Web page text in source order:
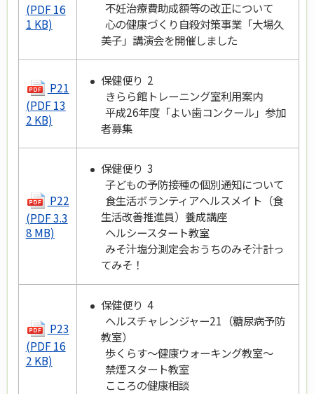
(PDF 16
1 KB)
不妊治療費助成額等の改正について
心の健康づくり自殺対策事業「大場久
美子」講演会を開催しました
P21
(PDF 13
2 KB)
保健便り 2
きらら館トレーニング室利用案内
平成26年度「よい歯コンクール」参加
者募集
P22
(PDF 3.3
8 MB)
保健便り 3
子どもの予防接種の個別通知について
食生活ボランティアヘルスメイト（食
生活改善推進員）養成講座
ヘルシースタート教室
みそ汁塩分測定会おうちのみそ汁計っ
てみそ！
P23
(PDF 16
2 KB)
保健便り 4
ヘルスチャレンジャー21（糖尿病予防
教室）
歩くらす～健康ウォーキング教室～
禁煙スタート教室
こころの健康相談